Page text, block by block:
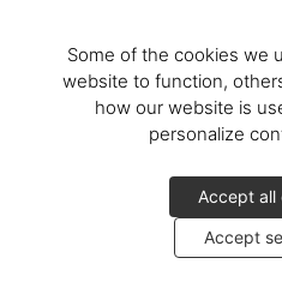
Some of the cookies we
website to function,
how our website is
personalize
Accept all
Accept